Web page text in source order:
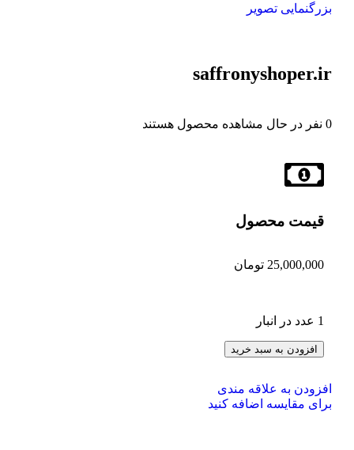
بزرگنمایی تصویر
saffronyshoper.ir
0 نفر در حال مشاهده محصول هستند
قیمت محصول
25,000,000 تومان
1 عدد در انبار
افزودن به سبد خرید
افزودن به علاقه مندی
برای مقایسه اضافه کنید